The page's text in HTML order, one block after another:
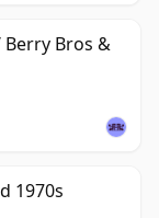
Berry Bros &
1970s